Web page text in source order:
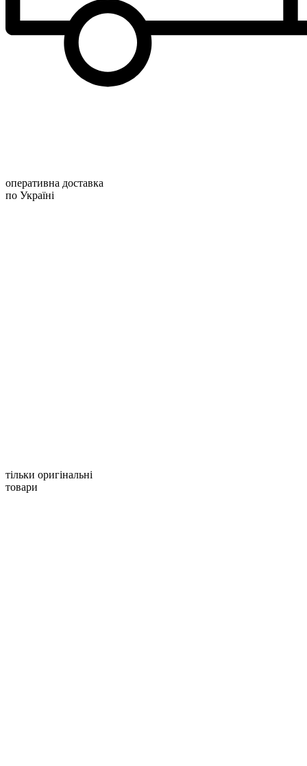
оперативна доставка
по Україні
тільки оригінальні
товари